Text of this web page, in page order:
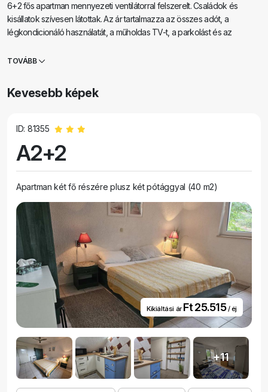
6+2 fős apartman mennyezeti ventilátorral felszerelt. Családok és
kisállatok szívesen látottak. Az ár tartalmazza az összes adót, a
légkondicionáló használatát, a műholdas TV-t, a parkolást és az
TOVÁBB
Kevesebb képek
ID: 81355
A2+2
Apartman két fő részére plusz két pótággyal (40 m2)
Kikiáltási ár Ft 25.515/ éj
+11